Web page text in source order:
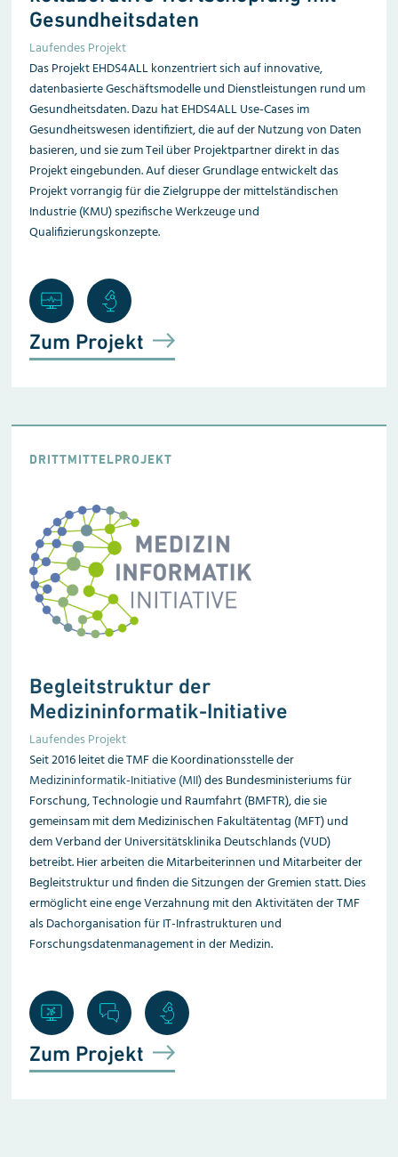
Gesundheitsdaten
Laufendes Projekt
Das Projekt EHDS4ALL konzentriert sich auf innovative,
datenbasierte Geschäftsmodelle und Dienstleistungen rund um
Gesundheitsdaten. Dazu hat EHDS4ALL Use-Cases im
Gesundheitswesen identifiziert, die auf der Nutzung von Daten
basieren, und sie zum Teil über Projektpartner direkt in das
Projekt eingebunden. Auf dieser Grundlage entwickelt das
Projekt vorrangig für die Zielgruppe der mittelständischen
Industrie (KMU) spezifische Werkzeuge und
Qualifizierungskonzepte.
Zum Projekt
DRITTMITTELPROJEKT
Begleitstruktur der
Medizininformatik-Initiative
Laufendes Projekt
Seit 2016 leitet die TMF die Koordinationsstelle der
Medizininformatik-Initiative (MII)des Bundesministeriums für
Forschung, Technologie und Raumfahrt (BMFTR), die sie
gemeinsam mit dem Medizinischen Fakultätentag (MFT) und
dem Verband der Universitätsklinika Deutschlands (VUD)
betreibt. Hier arbeiten die Mitarbeiterinnen und Mitarbeiter der
Begleitstruktur und finden die Sitzungen der Gremien statt. Dies
ermöglicht eine enge Verzahnung mit den Aktivitäten der TMF
als Dachorganisation für IT-Infrastrukturen und
Forschungsdatenmanagement in der Medizin.
Zum Projekt